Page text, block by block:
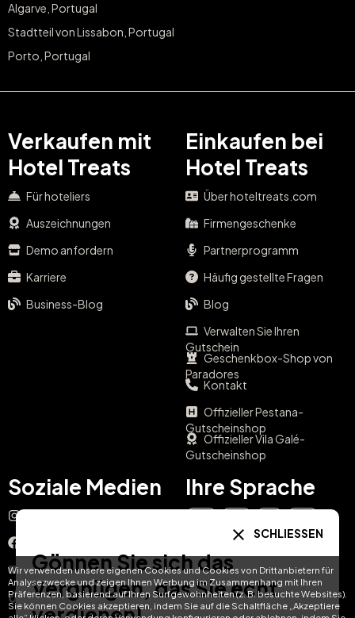
Wir verwenden unsere eigenen Cookies und Cookies von Drittanbietern für
Analysezwecke und zeigen Ihnen Werbung im Zusammenhang mit Ihren
Präferenzen, basierend auf Ihren Surfgewohnheiten (z. B. besuchte Websites).
Sie können Cookies akzeptieren, indem Sie auf die Schaltfläche „Akzeptiere
Algarve, Portugal
Stadtteil von Lissabon, Portugal
Porto, Portugal
Verkaufen mit
Hotel Treats
Für hoteliers
Auszeichnungen
Demo anfordern
Karriere
Business-Blog
Einkaufen bei
Hotel Treats
Über hoteltreats.com
Firmengeschenke
Partnerprogramm
Häufig gestellte Fragen
Blog
Verwalten Sie Ihren
Gutschein
Geschenkbox-Shop von
Paradores
Kontakt
Offizieller Pestana-
Gutscheinshop
Offizieller Vila Galé-
Gutscheinshop
Soziale Medien
YouTube
TikTok
Ihre Sprache
DE FR
SCHLIESSEN
Gönnen Sie sich das
Vergnügen, das Sie echt